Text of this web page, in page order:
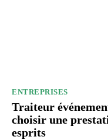
ENTREPRISES
Traiteur
choisir une
esprits